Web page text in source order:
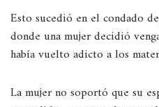
Esto sucedió en el condado
donde una mujer decidió
había vuelto adicto a los
La mujer no soportó que su